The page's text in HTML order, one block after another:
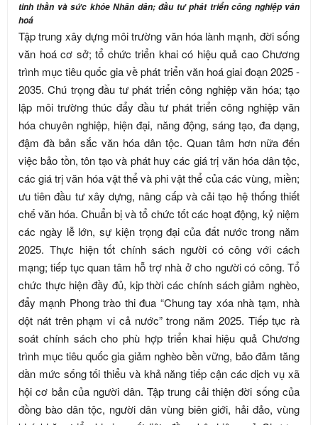
tinh thần và sức khỏe Nhân dân; đầu tư phát triển công nghiệp văn
hoá
Tập trung xây dựng môi trường văn hóa lành mạnh, đời sống
văn hoá cơ sở; tổ chức triển khai có hiệu quả cao Chương
trình mục tiêu quốc gia về phát triển văn hoá giai đoạn 2025 -
2035. Chú trọng đầu tư phát triển công nghiệp văn hóa; tạo
lập môi trường thúc đẩy đầu tư phát triển công nghiệp văn
hóa chuyên nghiệp, hiện đại, năng động, sáng tạo, đa dạng,
đậm đà bản sắc văn hóa dân tộc. Quan tâm hơn nữa đến
việc bảo tồn, tôn tạo và phát huy các giá trị văn hóa dân tộc,
các giá trị văn hóa vật thể và phi vật thể của các vùng, miền;
ưu tiên đầu tư xây dựng, nâng cấp và cải tạo hệ thống thiết
chế văn hóa. Chuẩn bị và tổ chức tốt các hoạt động, kỷ niệm
các ngày lễ lớn, sự kiện trọng đại của đất nước trong năm
2025. Thực hiện tốt chính sách người có công với cách
mạng; tiếp tục quan tâm hỗ trợ nhà ở cho người có công. Tổ
chức thực hiện đầy đủ, kịp thời các chính sách giảm nghèo,
đẩy mạnh Phong trào thi đua “Chung tay xóa nhà tạm, nhà
dột nát trên phạm vi cả nước” trong năm 2025. Tiếp tục rà
soát chính sách cho phù hợp triển khai hiệu quả Chương
trình mục tiêu quốc gia giảm nghèo bền vững, bảo đảm tăng
dần mức sống tối thiểu và khả năng tiếp cận các dịch vụ xã
hội cơ bản của người dân. Tập trung cải thiện đời sống của
đồng bào dân tộc, người dân vùng biên giới, hải đảo, vùng